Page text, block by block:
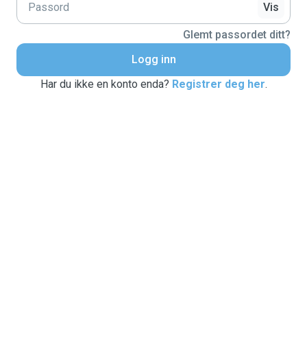
Vis
Glemt passordet ditt?
Logg inn
Har du ikke en konto enda? Registrer deg her.